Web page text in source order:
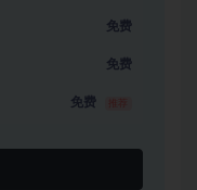
免费
免费
免费